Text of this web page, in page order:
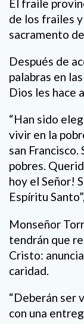
El fraile
de los frailes
sacramento
Después de
palabras en
Dios les hace
“Han sido
vivir en la
san Francisco.
pobres.
hoy el Señor!
Espíritu
Monseñor
tendrán que
Cristo:
caridad.
“Deberán ser
con una